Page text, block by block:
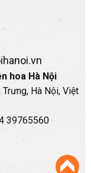
hoa Hà Nội
Hà Nội, Việt
39765560